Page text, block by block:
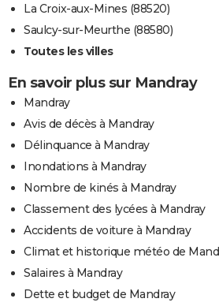
La Croix-aux-Mines (88520)
Saulcy-sur-Meurthe (88580)
Toutes les villes
En savoir plus sur Mandray
Mandray
Avis de décès à Mandray
Délinquance à Mandray
Inondations à Mandray
Nombre de kinés à Mandray
Classement des lycées à Mandray
Accidents de voiture à Mandray
Climat et historique météo de
Salaires à Mandray
Dette et budget de Mandray